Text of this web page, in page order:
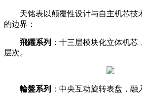
天铭表以颠覆性设计与自主机芯技
的边界：
飛躍系列 ：十三层模块化立体机
层次。
輪盤系列 ：中央互动旋转表盘，